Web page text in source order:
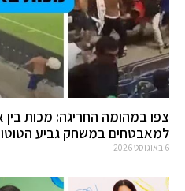
צפו במהומה החריגה: מכות בין
למאבטחים במשחק גביע הטוטו
6 באוגוסט 2026